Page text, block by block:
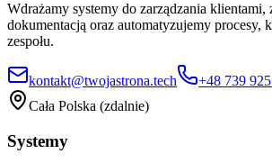
Wdrażamy systemy do zarządzania klientami,
dokumentacją oraz automatyzujemy procesy,
zespołu.
kontakt@twojastrona.tech
+48 739
Cała Polska (zdalnie)
Systemy